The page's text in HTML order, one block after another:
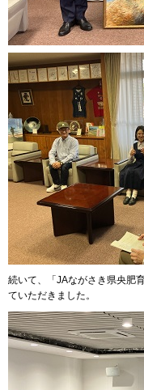
続いて、「JAながさき県央肥
ていただきました。